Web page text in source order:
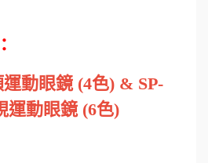
運動眼鏡 (4色) & SP-
運動眼鏡 (6色)